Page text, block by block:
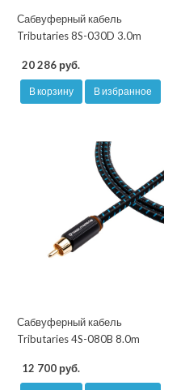
Сабвуферный кабель
Tributaries 8S-030D 3.0m
20 286 руб.
В корзину В избранное
Сабвуферный кабель
Tributaries 4S-080B 8.0m
12 700 руб.